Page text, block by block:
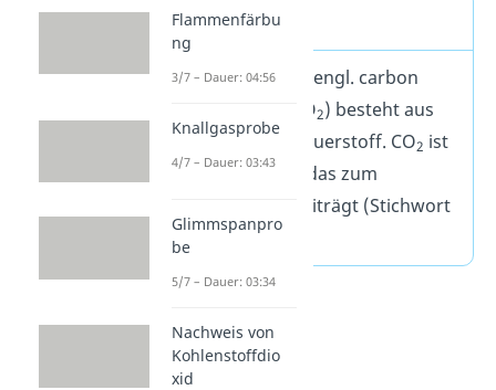
CO2Definition
Kohlenstoffdioxid (engl. carbon
dioxide, Formel: CO2) besteht aus
Kohlenstoff und Sauerstoff. CO2 ist
ein farbloses Gas, das zum
Treibhauseffekt beiträgt (Stichwort
Klimawandel).
Flammenfärbu
ng
3/7 – Dauer: 04:56
Knallgasprobe
4/7 – Dauer: 03:43
Glimmspanpro
be
5/7 – Dauer: 03:34
Nachweis von
Kohlenstoffdio
xid